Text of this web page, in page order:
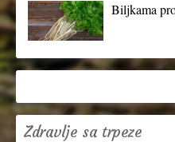
Biljkama
Zdravlje sa trpeze